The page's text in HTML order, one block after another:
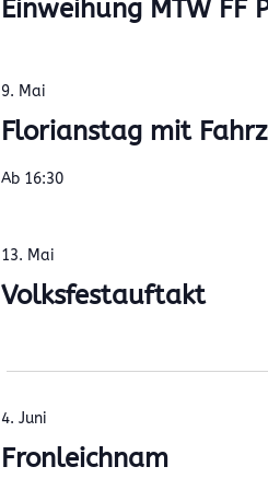
Einweihung MTW FF
9. Mai
Florianstag mit
Ab 16:30
13. Mai
Volksfestauftakt
4. Juni
Fronleichnam